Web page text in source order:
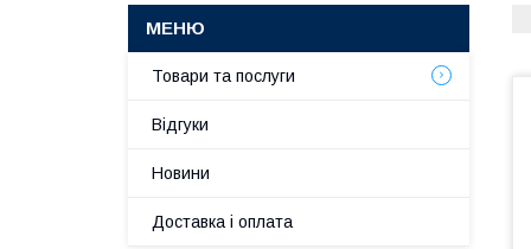
Товари та послуги
Відгуки
Новини
Доставка і оплата